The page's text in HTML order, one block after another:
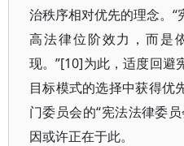
治秩序相对优先的理念。
高法律位阶效力，而是
现。”[10]为此，适度回避
目标模式的选择中获得优
门委员会的“宪法法律委
因或许正在于此。